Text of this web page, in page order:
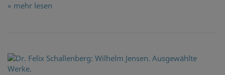
» mehr lesen